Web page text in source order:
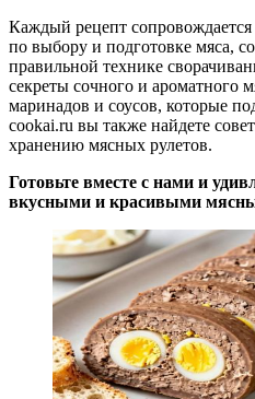
Каждый рецепт
по выбору и подготовке мяса,
правильной технике
секреты сочного и ароматного
маринадов и соусов, которые
cookai.ru вы также найдете
хранению мясных рулетов.
Готовьте вместе с нами и
вкусными и красивыми